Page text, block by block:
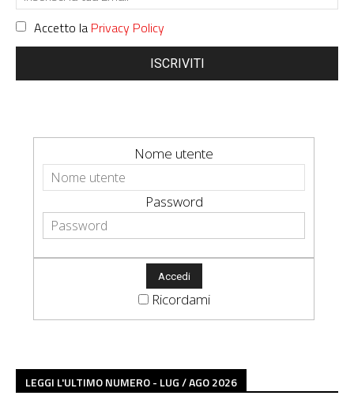
Accetto la Privacy Policy
ISCRIVITI
Nome utente
Password
Ricordami
LEGGI L'ULTIMO NUMERO - LUG / AGO 2026